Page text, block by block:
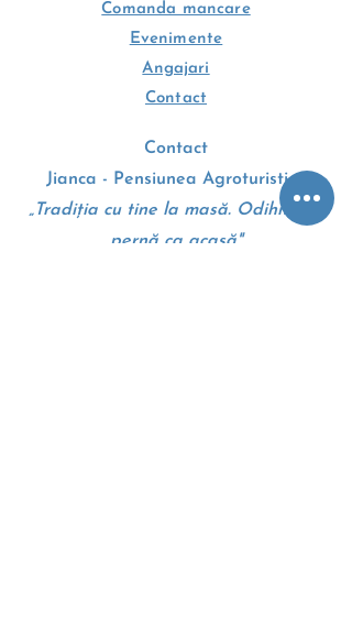
Comanda mancare
Evenimente
Angajari
Contact
Contact
Jianca - Pensiunea Agroturistica
„Tradiția cu tine la masă. Odihnă pe
pernă ca acasă"